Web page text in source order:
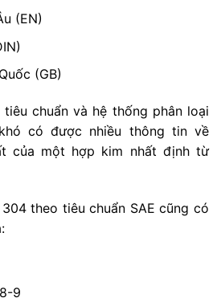
(EN)
(GB)
chuẩn và hệ thống phân loại
có được nhiều thông tin về
của một hợp kim nhất định từ
theo tiêu chuẩn SAE cũng có
9